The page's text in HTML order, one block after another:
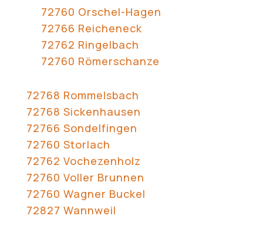
72760 Orschel-Hagen
72766 Reicheneck
72762 Ringelbach
72760 Römerschanze
72768 Rommelsbach
72768 Sickenhausen
72766 Sondelfingen
72760 Storlach
72762 Vochezenholz
72760 Voller Brunnen
72760 Wagner Buckel
72827 Wannweil